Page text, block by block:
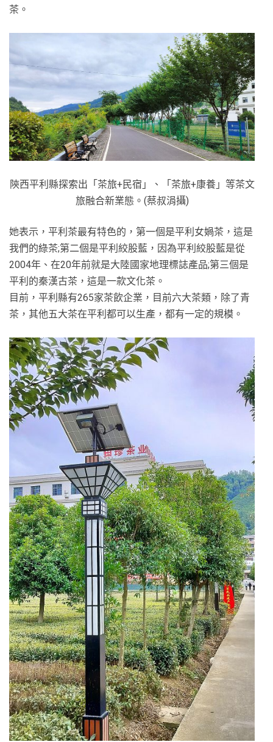
茶。
陝西平利縣探索出「茶旅+民宿」、「茶旅+康養」等茶文
旅融合新業態。(蔡叔涓攝)
她表示，平利茶最有特色的，第一個是平利女媧茶，這是
我們的綠茶;第二個是平利絞股藍，因為平利絞股藍是從
2004年、在20年前就是大陸國家地理標誌產品;第三個是
平利的秦漢古茶，這是一款文化茶。
目前，平利縣有265家茶飲企業，目前六大茶類，除了青
茶，其他五大茶在平利都可以生產，都有一定的規模。